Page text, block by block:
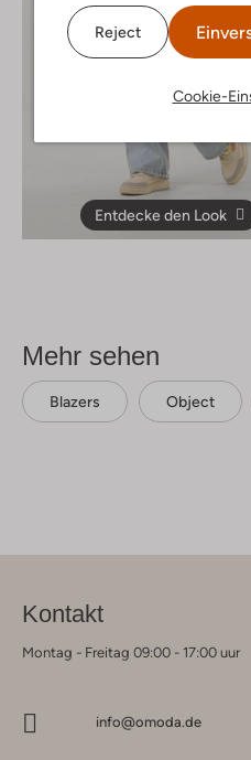
Reject
Cookie-
Entdecke den Look
Mehr sehen
Blazers Object
Kontakt
Montag - Freitag 09:00 - 17:00 uur
info@omoda.de